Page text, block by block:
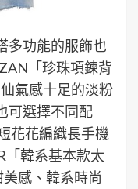
多功能的服飾也
「珍珠項鍊背
氣感十足的淡粉
可選擇不同配
花花編織長手機
「韓系基本款太
感、韓系時尚